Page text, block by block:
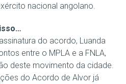
nacional angolano.
do acordo, Luanda
entre o MPLA e a FNLA,
deste movimento da cidade.
do Acordo de Alvor já